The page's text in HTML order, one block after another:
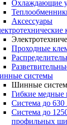
Охлаждающие
Аксессуары
Проходные
системы
Шинные
Гибкие
Система до
Система до
профильных